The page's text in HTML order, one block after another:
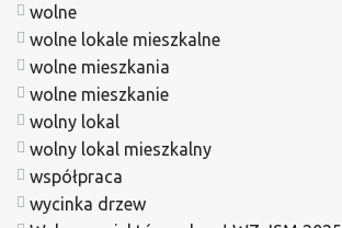
wolne
wolne lokale mieszkalne
wolne mieszkania
wolne mieszkanie
wolny lokal
wolny lokal mieszkalny
współpraca
wycinka drzew